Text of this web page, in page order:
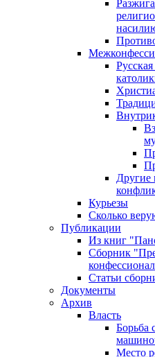
Другие
Курьезы
Сколько
Публикации
Из книг
Сборник
Статьи
Документы
Архив
Власть
Борьба
Место